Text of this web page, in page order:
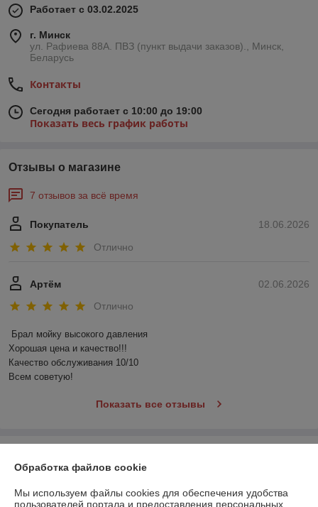
Работает с 03.02.2025
г. Минск
ул. Рафиева 88А. ПВЗ (пункт выдачи заказов)., Минск,
Беларусь
Контакты
Сегодня работает с 10:00 до 19:00
Показать весь график работы
Отзывы о магазине
7 отзывов за всё время
18.06.2026
Покупатель
Отлично
02.06.2026
Артём
Отлично
Брал мойку высокого давления
Хорошая цена и качество!!!
Качество обслуживания 10/10
Всем советую!
Показать все отзывы
Обработка файлов cookie
Мы используем файлы cookies для обеспечения удобства
пользователей портала и предоставления персональных